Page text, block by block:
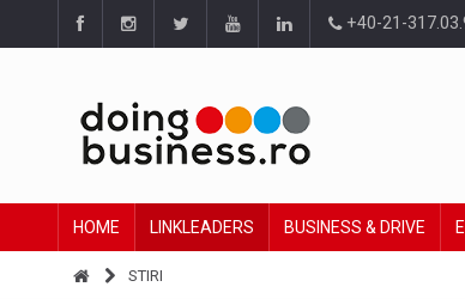
+40-21-
HOME LINKLEADERS BUSINESS & DRIVE
STIRI